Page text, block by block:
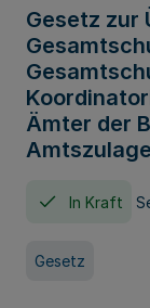
Gesetz zur
Ämter der
Amtszulage
In Kraft
Gesetz